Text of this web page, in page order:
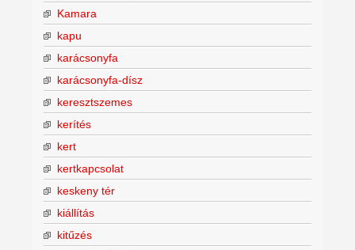
Kamara
kapu
karácsonyfa
karácsonyfa-dísz
keresztszemes
kerítés
kert
kertkapcsolat
keskeny tér
kiállítás
kitűzés